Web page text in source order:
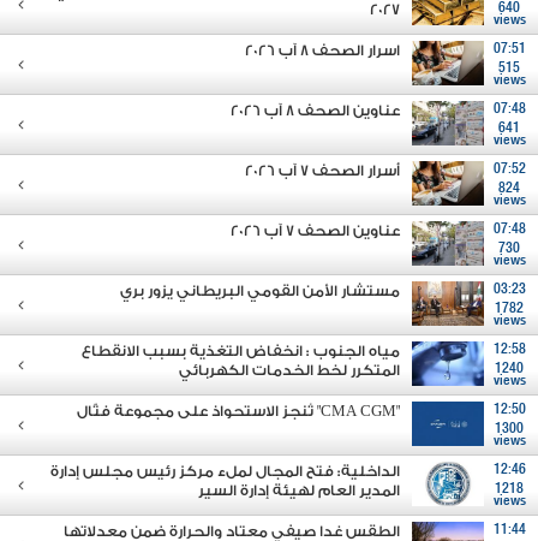
640
views
2027
07:51
515
views
اسرار الصحف 8 آب 2026
07:48
641
views
عناوين الصحف 8 آب 2026
07:52
824
views
أسرار الصحف 7 آب 2026
07:48
730
views
عناوين الصحف 7 آب 2026
03:23
1782
views
مستشار الأمن القومي البريطاني يزور بري
12:58
1240
views
مياه الجنوب : انخفاض التغذية بسبب الانقطاع
المتكرر لخط الخدمات الكهربائي
12:50
1300
views
"CMA CGM" تُنجز الاستحواذ على مجموعة فتّال
12:46
1218
views
الداخلية: فتح المجال لملء مركز رئيس مجلس إدارة
المدير العام لهيئة إدارة السير
11:44
الطقس غدا صيفي معتاد والحرارة ضمن معدلاتها